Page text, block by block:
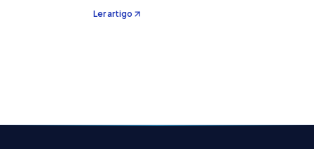
aleatórios com dezenas definidas pelo
próprio usuário. Neste caso, ao invés de
Ler artigo